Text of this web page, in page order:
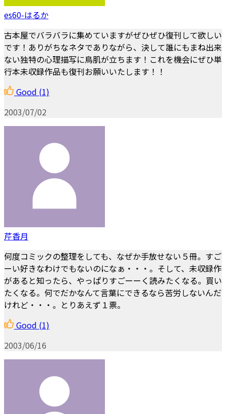
es60-はるか
古本屋でバラバラに集めていますがぜひぜひ復刊して欲しい
です！ありがちなネタでありながら、決して誰にもまね出来
ない独特の心理描写に鳥肌が立ちます！これを機会にぜひ単
行本未収録作品も復刊お願いいたします！！
Good (1)
2003/07/02
芹香月
何度コミックの整理をしても、なぜか手放せない５冊。すご
ーい好きなわけでもないのになぁ・・・。そして、未収録作
があると知ったら、やっぱりすごーーく読みたくなる。買い
たくなる。何でだかなんて言葉にできるなら苦労しないんだ
けれど・・・。とりあえず１票。
Good (1)
2003/06/16